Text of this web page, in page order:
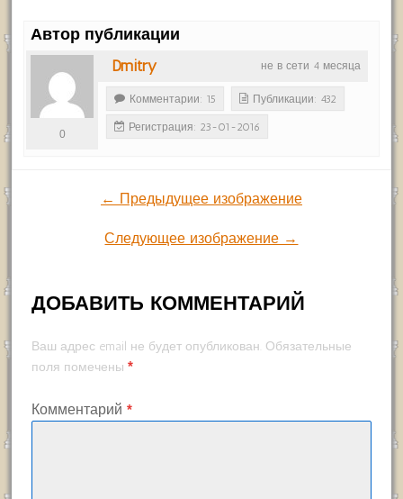
Автор публикации
не в сети 4 месяца
Dmitry
0
Комментарии: 15 Публикации: 432
Регистрация: 23-01-2016
← Предыдущее изображение
Следующее изображение →
ДОБАВИТЬ КОММЕНТАРИЙ
Ваш адрес email не будет опубликован. Обязательные
поля помечены *
Комментарий *